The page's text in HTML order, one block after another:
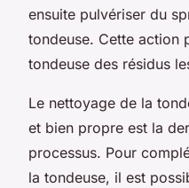
ensuite pulvériser du
tondeuse. Cette action
tondeuse des résidus
Le nettoyage de la
et bien propre est la
processus. Pour
la tondeuse, il est